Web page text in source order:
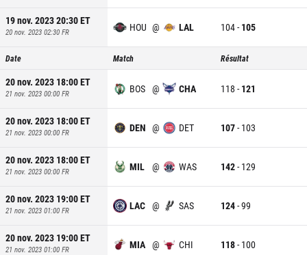
19 nov. 2023 20:30ET
20 nov. 2023 02:30 FR HOU @ LAL 104- 105
Date Match Résultat
20 nov. 2023 18:00ET
21 nov. 2023 00:00 FR BOS @ CHA 118 - 121
20 nov. 2023 18:00ET
21 nov. 2023 00:00 FR DEN @ DET 107- 103
20 nov. 2023 18:00ET
21 nov. 2023 00:00 FR MIL @ WAS 142- 129
20 nov. 2023 19:00ET
21 nov. 2023 01:00 FR LAC @ SAS 124-99
20 nov. 2023 19:00ET
21 nov. 2023 01:00 FR MIA @ CHI 118- 100